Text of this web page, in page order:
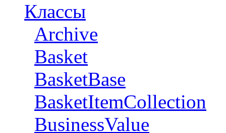
Классы
Archive
Basket
BasketBase
BasketItemCollection
BusinessValue